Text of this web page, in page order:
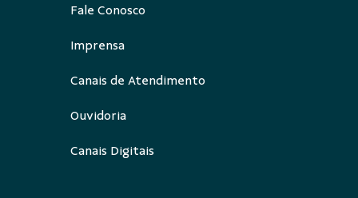
Fale Conosco
Imprensa
Canais de Atendimento
Ouvidoria
Canais Digitais